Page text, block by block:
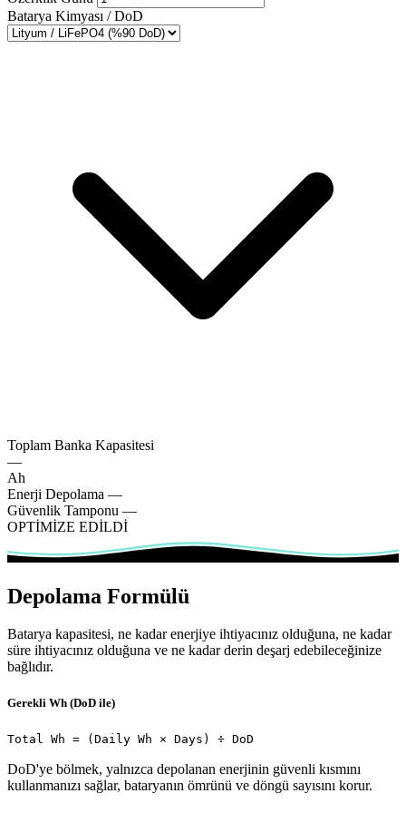
Batarya Kimyası / DoD
Toplam Banka Kapasitesi
—
Ah
Enerji Depolama —
Güvenlik Tamponu —
OPTİMİZE EDİLDİ
Depolama Formülü
Batarya kapasitesi, ne kadar enerjiye ihtiyacınız olduğuna, ne kadar
süre ihtiyacınız olduğuna ve ne kadar derin deşarj edebileceğinize
bağlıdır.
Gerekli Wh (DoD ile)
Total Wh = (Daily Wh × Days) ÷ DoD
DoD'ye bölmek, yalnızca depolanan enerjinin güvenli kısmını
kullanmanızı sağlar, bataryanın ömrünü ve döngü sayısını korur.